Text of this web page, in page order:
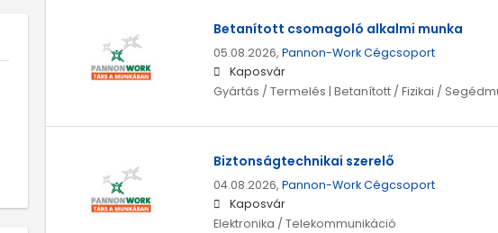
Betanított csomagoló alkalmi munka
05.08.2026, Pannon-Work Cégcsoport
Kaposvár
Gyártás / Termelés | Betanított / Fizikai /
Biztonságtechnikai szerelő
04.08.2026, Pannon-Work Cégcsoport
Kaposvár
Elektronika / Telekommunikáció